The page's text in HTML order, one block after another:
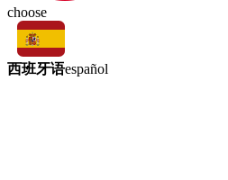
choose
西班牙语español